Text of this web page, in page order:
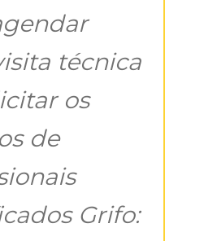
técnica
os
de
Grifo: